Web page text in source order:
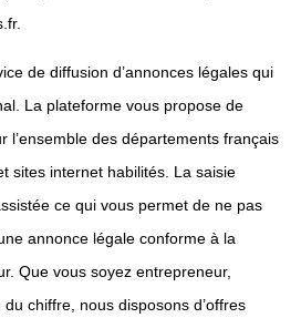
de diffusion d’annonces légales qui
La plateforme vous propose de
l’ensemble des départements français
sites internet habilités. La saisie
ce qui vous permet de ne pas
annonce légale conforme à la
Que vous soyez entrepreneur,
chiffre, nous disposons d’offres